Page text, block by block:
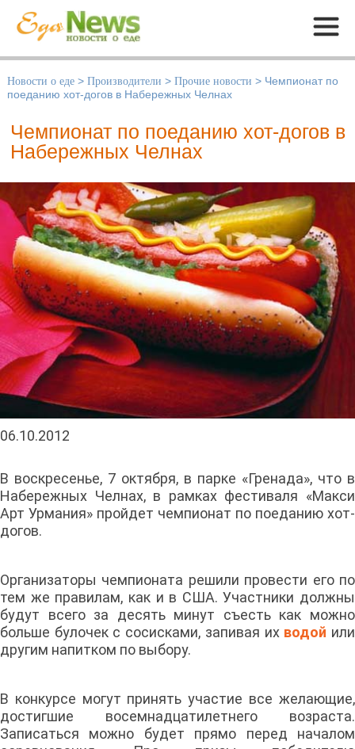
Меню
Новости о еде > Производители > Прочие новости > Чемпионат по
поеданию хот-догов в Набережных Челнах
Чемпионат по поеданию хот-догов в
Набережных Челнах
06.10.2012
В воскресенье, 7 октября, в парке «Гренада», что в
Набережных Челнах, в рамках фестиваля «Макси
Арт Урмания» пройдет чемпионат по поеданию хот-
догов.
Организаторы чемпионата решили провести его по
тем же правилам, как и в США. Участники должны
будут всего за десять минут съесть как можно
больше булочек с сосисками, запивая их водой или
другим напитком по выбору.
В конкурсе могут принять участие все желающие,
достигшие восемнадцатилетнего возраста.
Записаться можно будет прямо перед началом